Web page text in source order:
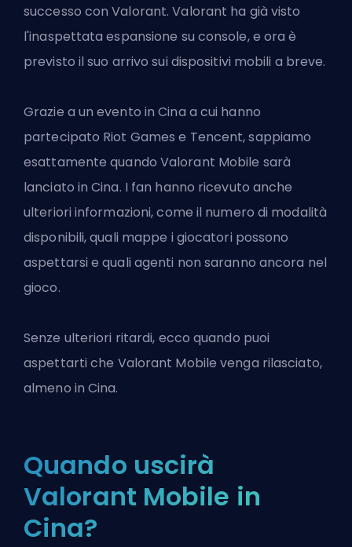
successo con Valorant. Valorant ha già visto
l'inaspettata espansione su console, e ora è
previsto il suo arrivo sui dispositivi mobili a breve.
Grazie a un evento in Cina a cui hanno
partecipato Riot Games e Tencent, sappiamo
esattamente quando Valorant Mobile sarà
lanciato in Cina. I fan hanno ricevuto anche
ulteriori informazioni, come il numero di modalità
disponibili, quali mappe i giocatori possono
aspettarsi e quali agenti non saranno ancora nel
gioco.
Senze ulteriori ritardi, ecco quando puoi
aspettarti che Valorant Mobile venga rilasciato,
almeno in Cina.
Quando uscirà
Valorant Mobile in
Cina?